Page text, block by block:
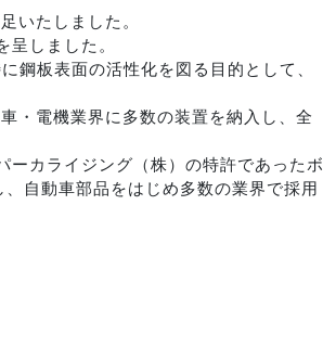
いたしました。
しました。
鋼板表面の活性化を図る目的として、
・電機業界に多数の装置を納入し、全
ーカライジング（株）の特許であったボ
自動車部品をはじめ多数の業界で採用